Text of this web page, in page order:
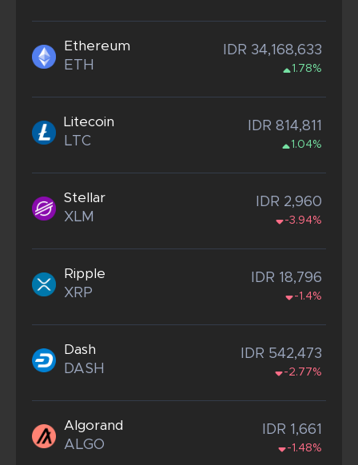
Ethereum
ETH
IDR 34,168,633
1.78%
Litecoin
LTC
IDR 814,811
1.04%
Stellar
XLM
IDR 2,960
-3.94%
Ripple
XRP
IDR 18,796
-1.4%
Dash
DASH
IDR 542,473
-2.77%
Algorand
ALGO
IDR 1,661
-1.48%